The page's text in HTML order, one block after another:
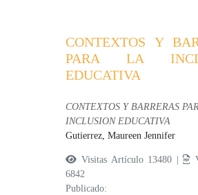
CONTEXTOS Y
PARA LA
EDUCATIVA
CONTEXTOS Y BARRERAS
INCLUSION EDUCATIVA
Gutierrez, Maureen Jennifer
Visitas Artículo 13480 |
6842
Publicado: